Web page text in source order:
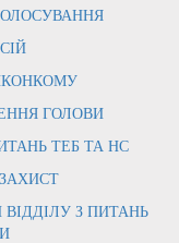
ГОЛОВИ
ТЕБ ТА НС
З ПИТАНЬ